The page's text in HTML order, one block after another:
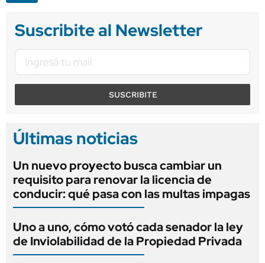
Suscribite al Newsletter
SUSCRIBITE
Últimas noticias
Un nuevo proyecto busca cambiar un
requisito para renovar la licencia de
conducir: qué pasa con las multas impagas
Uno a uno, cómo votó cada senador la ley
de Inviolabilidad de la Propiedad Privada